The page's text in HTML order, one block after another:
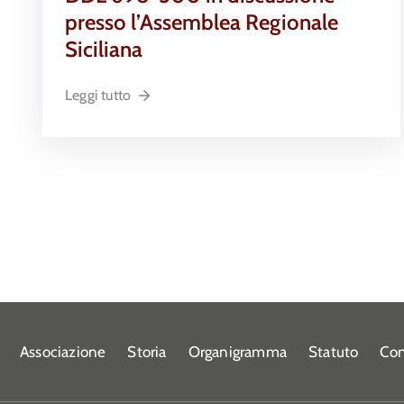
presso l’Assemblea Regionale
Siciliana
Leggi tutto
Associazione Storia Organigramma Statuto